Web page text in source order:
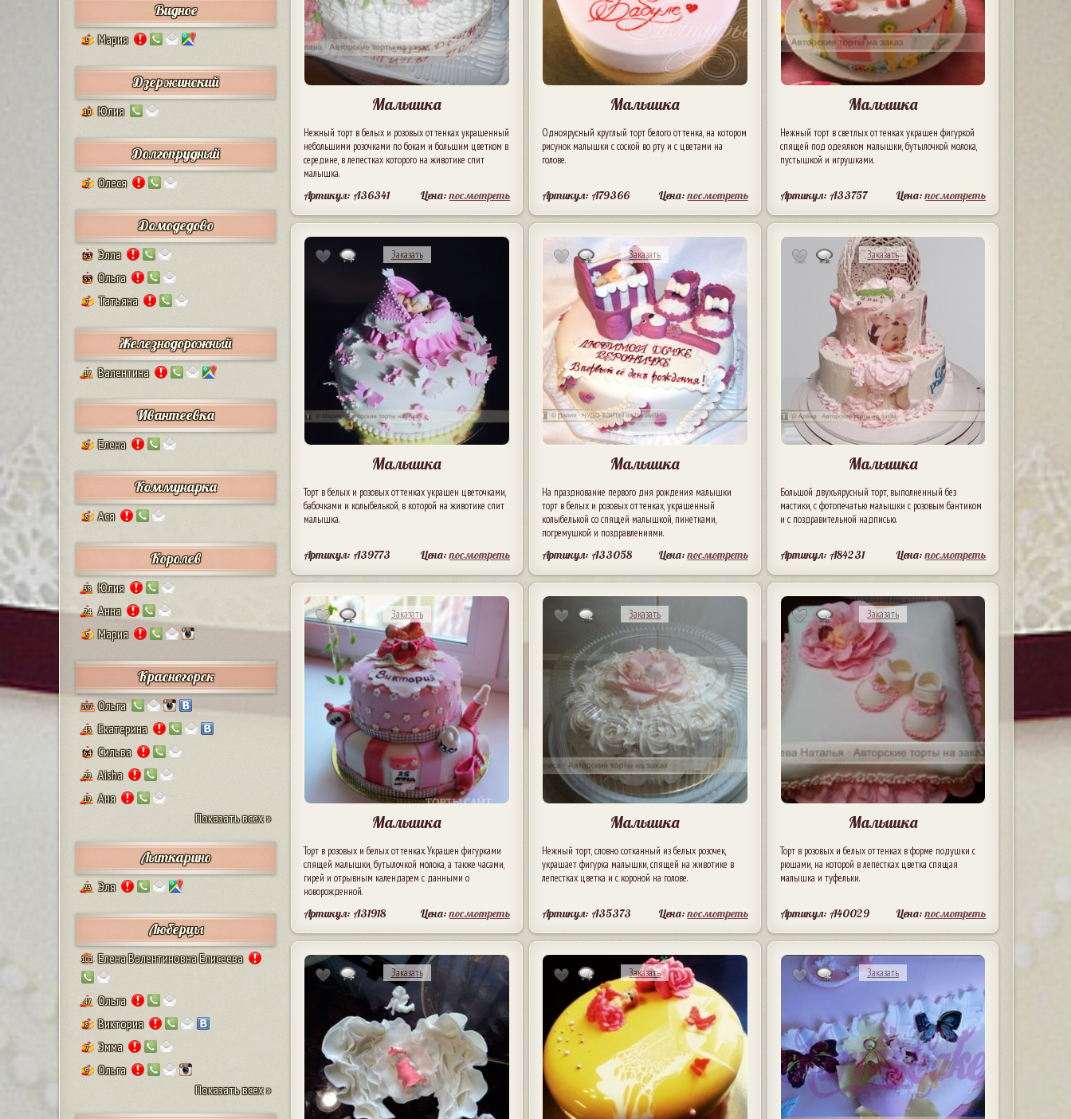
Видное
5 Мария
Дзержинский
10 Юлия
Долгопрудный
2 Олеся
Домодедово
63 Элла
55 Ольга
7 Татьяна
Железнодорожный
17 Валентина
Ивантеевка
9 Елена
Коммунарка
8 Ася
Королев
38 Юлия
24 Анна
5 Мария
Красногорск
207 Ольга
43 Екатерина
64 Сильва
29 Aisha
19
Аня
Показать всех »
Лыткарино
23 Эля
Люберцы
101 Елена Валентиновна Елисеева
47 Ольга
8 Виктория
7 Эмма
9
Ольга
Показать всех »
Малышка
Нежный торт в белых и розовых оттенках украшенный
небольшими розочками по бокам и большим цветком в
середине, в лепестках которого на животике спит
малышка.
Артикул: A36341 Цена:посмотреть
Малышка
Одноярусный круглый торт белого оттенка, на котором
рисунок малышки с соской во рту и с цветами на
голове.
Артикул: A79366 Цена:посмотреть
Малышка
Нежный торт в светлых оттенках украшен фигуркой
спящей под одеялком малышки, бутылочкой молока,
пустышкой и игрушками.
Артикул: A33757 Цена:посмотреть
Заказать
Малышка
Торт в белых и розовых оттенках украшен цветочками,
бабочками и колыбелькой, в которой на животике спит
малышка.
Артикул: A39773 Цена:посмотреть
Заказать
Малышка
На празднование первого дня рождения малышки
торт в белых и розовых оттенках, украшенный
колыбелькой со спящей малышкой, пинетками,
погремушкой и поздравлениями.
Артикул: A33058 Цена:посмотреть
Заказать
Малышка
Большой двухъярусный торт, выполненный без
мастики, с фотопечатью малышки с розовым бантиком
и с поздравительной надписью.
Артикул: A84231 Цена:посмотреть
Заказать
Малышка
Торт в розовых и белых оттенках. Украшен фигурками
спящей малышки, бутылочкой молока, а также часами,
гирей и отрывным календарем с данными о
новорожденной.
Артикул: A31918 Цена:посмотреть
Заказать
Малышка
Нежный торт, словно сотканный из белых розочек,
украшает фигурка малышки, спящей на животике в
лепестках цветка и с короной на голове.
Артикул: A35373 Цена:посмотреть
Заказать
Малышка
Торт в розовых и белых оттенках в форме подушки с
рюшами, на которой в лепестках цветка спящая
малышка и туфельки.
Артикул: A40029 Цена:посмотреть
Заказать Заказать Заказать